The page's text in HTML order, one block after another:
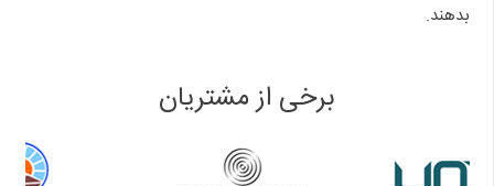
بدهند.
برخی از مشتریان